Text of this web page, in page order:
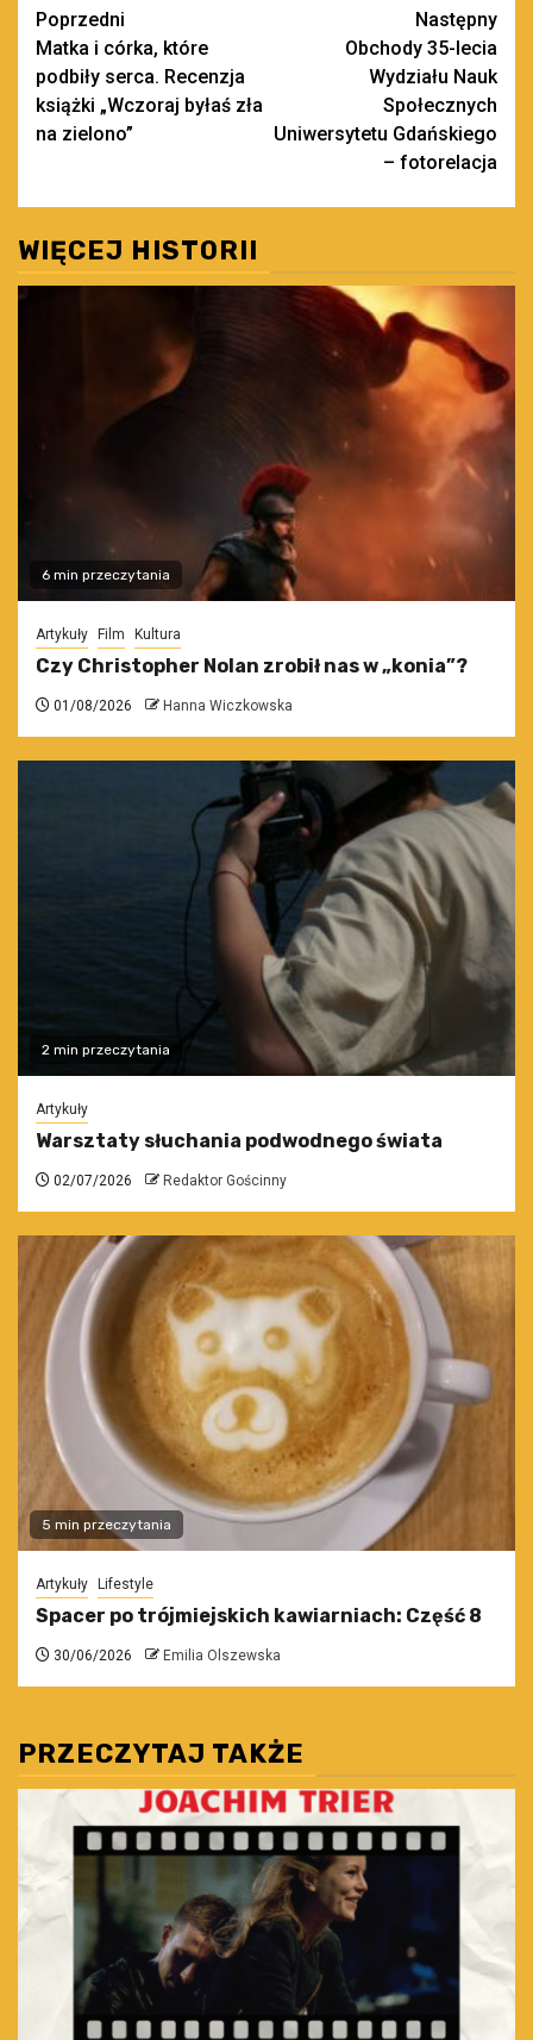
Zobacz
wpisy
Poprzedni
Matka i córka, które
podbiły serca. Recenzja
książki „Wczoraj byłaś zła
na zielono”
Następny
Obchody 35-lecia
Wydziału Nauk
Społecznych
Uniwersytetu Gdańskiego
– fotorelacja
WIĘCEJ HISTORII
6 min przeczytania
Artykuły Film Kultura
Czy Christopher Nolan zrobił nas w „konia”?
01/08/2026 Hanna Wiczkowska
2 min przeczytania
Artykuły
Warsztaty słuchania podwodnego świata
02/07/2026 Redaktor Gościnny
5 min przeczytania
Artykuły Lifestyle
Spacer po trójmiejskich kawiarniach: Część 8
30/06/2026 Emilia Olszewska
PRZECZYTAJ TAKŻE